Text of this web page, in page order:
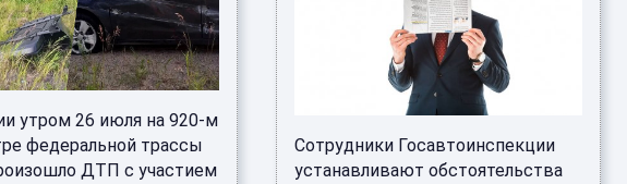
утром 26 июля на 920-м
федеральной трассы
ДТП с участием
Сотрудники Госавтоинспекции
устанавливают обстоятельства